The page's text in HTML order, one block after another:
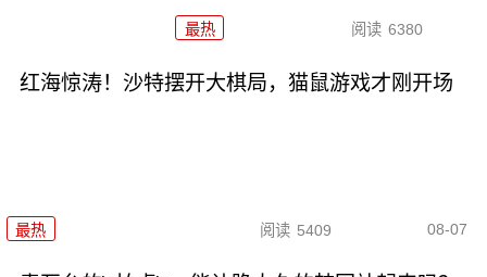
最热 阅读 6380
红海惊涛！沙特摆开大棋局，猫鼠游戏才刚开场
最热 阅读 5409 08-07